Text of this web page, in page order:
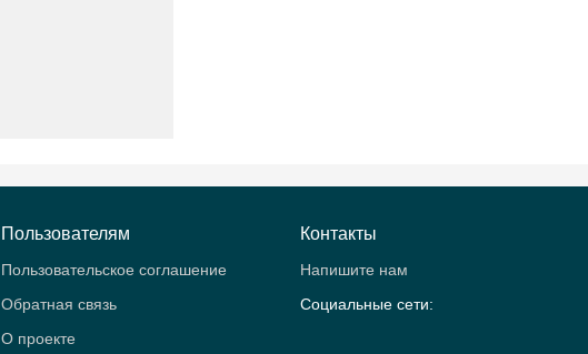
Пользователям
Пользовательское соглашение
Обратная связь
О проекте
Контакты
Напишите нам
Социальные сети: